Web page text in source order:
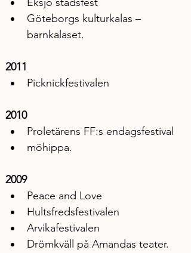
Göteborgs kulturkalas –
barnkalaset.
2011
Picknickfestivalen
2010
Proletärens FF:s endagsfestival
möhippa.
2009
Peace and Love
Hultsfredsfestivalen
Arvikafestivalen
Drömkväll på Amandas teater.